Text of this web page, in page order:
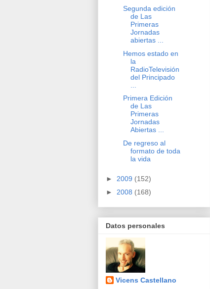
Segunda edición
de Las
Primeras
Jornadas
abiertas ...
Hemos estado en
la
RadioTelevisión
del Principado
Primera Edición
de Las
Primeras
Jornadas
Abiertas ...
De regreso al
formato de toda
la vida
► 2009 (152)
► 2008 (168)
Datos personales
Vicens Castellano